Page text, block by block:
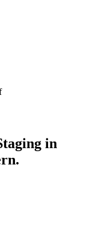
in